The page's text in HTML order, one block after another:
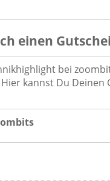
einen
bei
kannst Du